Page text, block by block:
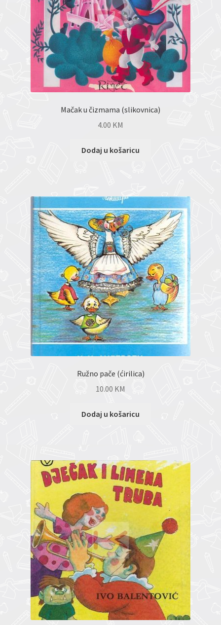
Mačak u čizmama (slikovnica)
4.00 KM
Dodaj u košaricu
Ružno pače (ćirilica)
10.00 KM
Dodaj u košaricu